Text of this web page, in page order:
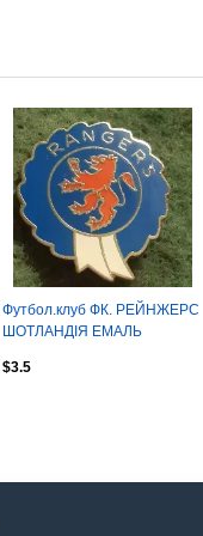
Футбол.клуб ФК. РЕЙНЖЕРС
ШОТЛАНДІЯ ЕМАЛЬ
$3.5